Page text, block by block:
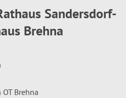
Sandersdorf-
Brehna
Brehna